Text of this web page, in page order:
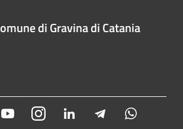
di Gravina di Catania
YoutubeInstagram LinkedIn Telegram